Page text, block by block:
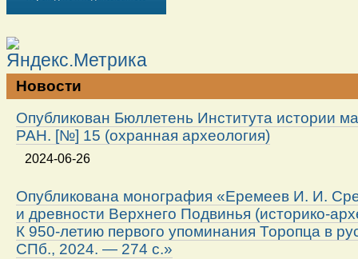
Новости
Опубликован Бюллетень Института истории
РАН. [№] 15 (охранная археология)
2024-06-26
Опубликована монография «Еремеев И. И.
и древности Верхнего Подвинья (историко-
К 950-летию первого упоминания Торопца в
СПб., 2024. — 274 с.»